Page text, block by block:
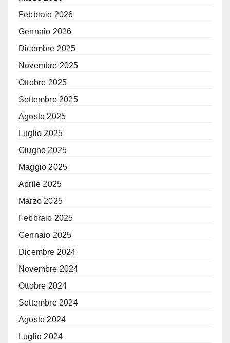
Febbraio 2026
Gennaio 2026
Dicembre 2025
Novembre 2025
Ottobre 2025
Settembre 2025
Agosto 2025
Luglio 2025
Giugno 2025
Maggio 2025
Aprile 2025
Marzo 2025
Febbraio 2025
Gennaio 2025
Dicembre 2024
Novembre 2024
Ottobre 2024
Settembre 2024
Agosto 2024
Luglio 2024